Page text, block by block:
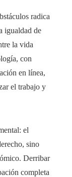
radica
igualdad de
la vida
con
en línea,
el trabajo y
el
sino
Derribar
completa